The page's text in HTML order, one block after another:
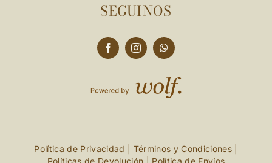
SEGUINOS
Política de Privacidad Términos y Condiciones|